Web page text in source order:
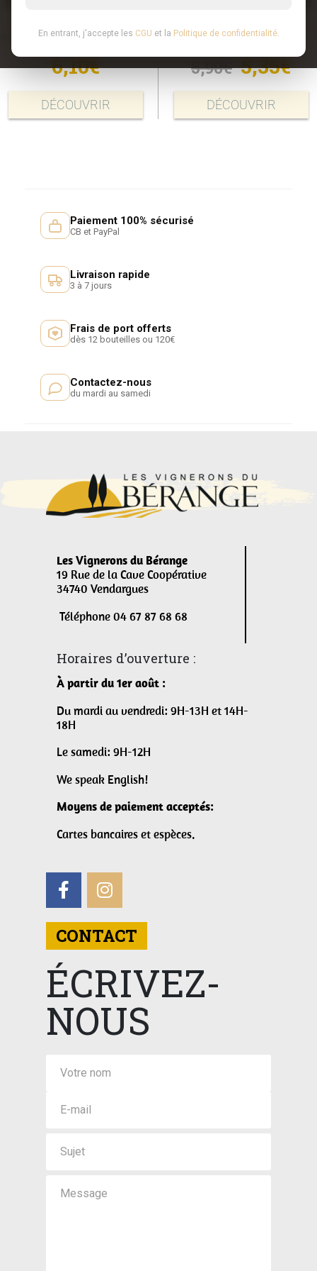
En entrant, j'accepte les CGU et la Politique de confidentialité.
out of 5
6,10€
DÉCOUVRIR
5,90€ 5,35€
DÉCOUVRIR
Paiement 100% sécurisé
CB et PayPal
Livraison rapide
3 à 7 jours
Frais de port offerts
dès 12 bouteilles ou 120€
Contactez-nous
du mardi au samedi
Les Vignerons du Bérange
19 Rue de la Cave Coopérative
34740 Vendargues
Téléphone 04 67 87 68 68
Horaires d’ouverture :
À partir du 1er août :
Du mardi au vendredi: 9H-13H et 14H-
18H
Le samedi: 9H-12H
We speak English!
Moyens de paiement acceptés:
Cartes bancaires et espèces.
CONTACT
ÉCRIVEZ-
NOUS